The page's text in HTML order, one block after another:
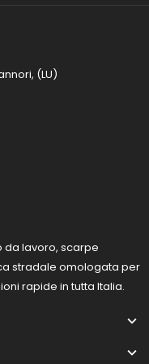
(LU)
da lavoro, scarpe
stradale omologata per
rapide in tutta Italia.